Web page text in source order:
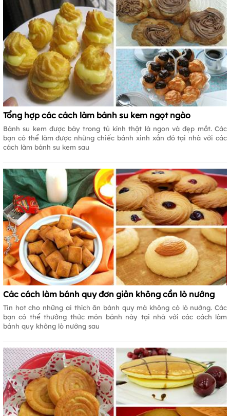
Tổng hợp các cách làm bánh su kem ngọt ngào
Bánh su kem được bày trong tủ kính thật là ngon và đẹp mắt. Các
bạn có thể làm được những chiếc bánh xinh xắn đó tại nhà với các
cách làm bánh su kem sau
Các cách làm bánh quy đơn giản không cần lò nướng
Tin hot cho những ai thích ăn bánh quy mà không có lò nướng. Các
bạn có thể thưởng thức món bánh này tại nhà với các cách làm
bánh quy không lò nướng sau